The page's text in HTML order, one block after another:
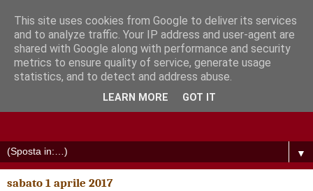
▼
sabato 1 aprile 2017
This site uses cookies from Google to deliver its services
and to analyze traffic. Your IP address and user-agent are
shared with Google along with performance and security
metrics to ensure quality of service, generate usage
statistics, and to detect and address abuse.
LEARN MORE GOT IT